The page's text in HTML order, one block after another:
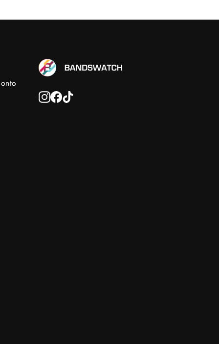
Instagram
Facebook
TikTok